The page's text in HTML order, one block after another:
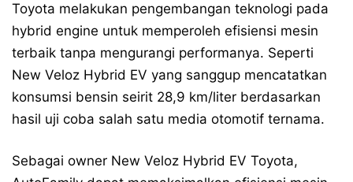
Toyota melakukan pengembangan teknologi pada
hybrid engine untuk memperoleh efisiensi mesin
terbaik tanpa mengurangi performanya. Seperti
New Veloz Hybrid EV yang sanggup mencatatkan
konsumsi bensin seirit 28,9 km/liter berdasarkan
hasil uji coba salah satu media otomotif ternama.
Sebagai owner New Veloz Hybrid EV Toyota,